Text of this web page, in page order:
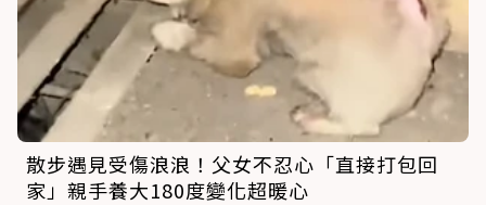
散步遇見受傷浪浪！父女不忍心「直接打包回
家」親手養大180度變化超暖心